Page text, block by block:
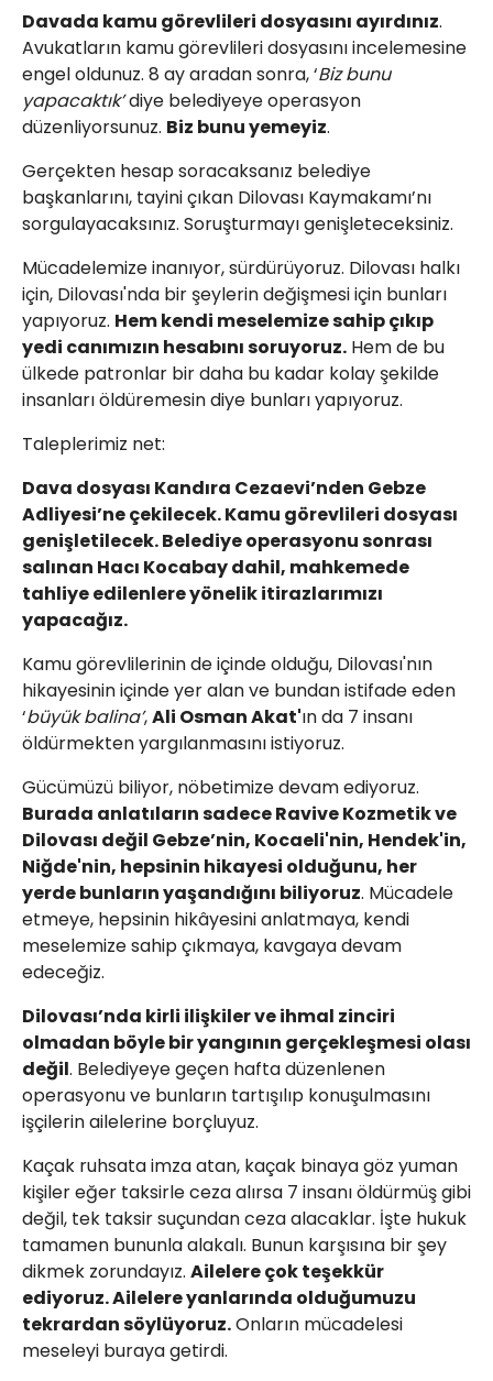
Davada kamu görevlileri dosyasını ayırdınız.
Avukatların kamu görevlileri dosyasını incelemesine
engel oldunuz. 8 ay aradan sonra, ‘Biz bunu
yapacaktık’diye belediyeye operasyon
düzenliyorsunuz. Biz bunu yemeyiz.
Gerçekten hesap soracaksanız belediye
başkanlarını, tayini çıkan Dilovası Kaymakamı’nı
sorgulayacaksınız. Soruşturmayı genişleteceksiniz.
Mücadelemize inanıyor, sürdürüyoruz. Dilovası halkı
için, Dilovası'nda bir şeylerin değişmesi için bunları
yapıyoruz. Hem kendi meselemize sahip çıkıp
yedi canımızın hesabını soruyoruz. Hem de bu
ülkede patronlar bir daha bu kadar kolay şekilde
insanları öldüremesin diye bunları yapıyoruz.
Taleplerimiz net:
Dava dosyası Kandıra Cezaevi’nden Gebze
Adliyesi’ne çekilecek. Kamu görevlileri dosyası
genişletilecek. Belediye operasyonu sonrası
salınan Hacı Kocabay dahil, mahkemede
tahliye edilenlere yönelik itirazlarımızı
yapacağız.
Kamu görevlilerinin de içinde olduğu, Dilovası'nın
hikayesinin içinde yer alan ve bundan istifade eden
‘büyük balina’,Ali Osman Akat'ın da 7 insanı
öldürmekten yargılanmasını istiyoruz.
Gücümüzü biliyor, nöbetimize devam ediyoruz.
Burada anlatıların sadece Ravive Kozmetik ve
Dilovası değil Gebze’nin, Kocaeli'nin, Hendek'in,
Niğde'nin, hepsinin hikayesi olduğunu, her
yerde bunların yaşandığını biliyoruz. Mücadele
etmeye, hepsinin hikâyesini anlatmaya, kendi
meselemize sahip çıkmaya, kavgaya devam
edeceğiz.
Dilovası’nda kirli ilişkiler ve ihmal zinciri
olmadan böyle bir yangının gerçekleşmesi olası
değil. Belediyeye geçen hafta düzenlenen
operasyonu ve bunların tartışılıp konuşulmasını
işçilerin ailelerine borçluyuz.
Kaçak ruhsata imza atan, kaçak binaya göz yuman
kişiler eğer taksirle ceza alırsa 7 insanı öldürmüş gibi
değil, tek taksir suçundan ceza alacaklar. İşte hukuk
tamamen bununla alakalı. Bunun karşısına bir şey
dikmek zorundayız. Ailelere çok teşekkür
ediyoruz. Ailelere yanlarında olduğumuzu
tekrardan söylüyoruz.Onların mücadelesi
meseleyi buraya getirdi.